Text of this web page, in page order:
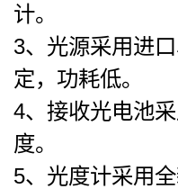
计。
3、光源采用进
定，功耗低。
4、接收光电池
度。
5、光度计采用